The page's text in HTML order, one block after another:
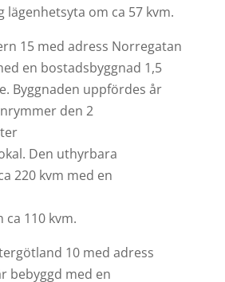
lägenhetsyta om ca 57 kvm.
15 med adress Norregatan
en bostadsbyggnad 1,5
Byggnaden uppfördes år
den 2
Den uthyrbara
220 kvm med en
ca 110 kvm.
10 med adress
bebyggd med en